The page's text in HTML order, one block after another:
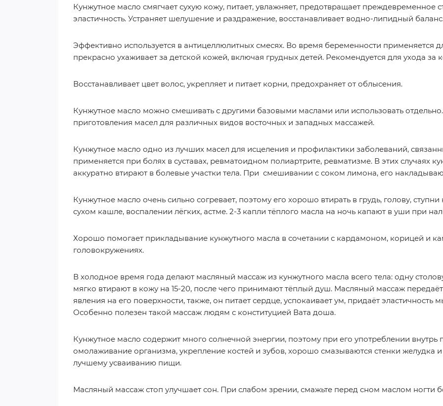
Кунжутное масло смягчает сухую кожу, питает, увлажняет, предотвращает преждевременное
эластичность. Устраняет шелушение и раздражение, восстанавливает водно-липидный
Эффективно используется в антицеллюлитных смесях. Во время беременности применяется
прекрасно ухаживает за детской кожей, включая грудных детей. Рекомендуется для ухода за
Восстанавливает цвет волос, укрепляет и питает корни, предохраняет от облысения.
Кунжутное масло можно смешивать с другими базовыми маслами или использовать
приготовления масел для различных видов восточных и западных массажей.
Кунжутное масло одно из лучших масел для исцеления и профилактики заболеваний,
применяется при болях в суставах, ревматоидном полиартрите, ревматизме. В этих случаях
аккуратно втирают в болевые участки тела. При смешивании с соком лимона, его
Кунжутное масло очень сильно согревает, поэтому его хорошо втирать в грудь, голову,
сухом кашле, воспалении лёгких, астме. 2-3 капли тёплого масла на ночь капают в уши при
Хорошо помогает прикладывание кунжутного масла в сочетании с кардамоном, корицей и
головокружениях.
В холодное время года делают масляный массаж из кунжутного масла всего тела: одну
мягко втирают в кожу на 15-20, после чего принимают тёплый душ. Масляный массаж передаёт
явления на его поверхности, также, он питает сердце, успокаивает ум, придаёт эластичность
Особенно полезен такой массаж людям с конституцией Вата доша.
Кунжутное масло содержит много солнечной энергии, поэтому при его употреблении внутрь
омолаживание организма, укрепление костей и зубов, хорошо смазываются стенки желудка
лучшему усваиванию пищи.
Масляный массаж стоп улучшает сон. При слабом зрении, смажьте перед сном маслом ногти